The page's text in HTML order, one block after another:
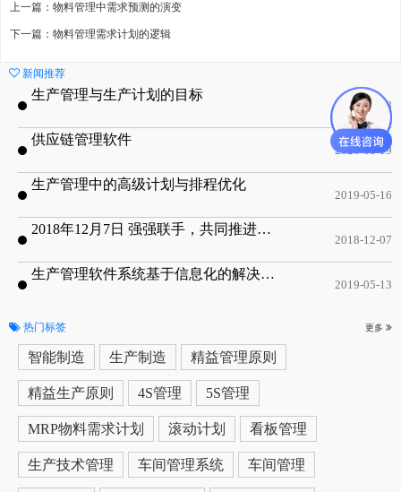
上一篇：物料管理中需求预测的演变
下一篇：物料管理需求计划的逻辑
新闻推荐
生产管理与生产计划的目标
2020-09-08
供应链管理软件
2020-01-19
生产管理中的高级计划与排程优化
2019-05-16
2018年12月7日 强强联手，共同推进电子器件领域APS应用典范 风华高科生产自动化工业互联网应用项目-APS项目启动会
2018-12-07
生产管理软件系统基于信息化的解决方案
2019-05-13
热门标签 更多
智能制造 生产制造 精益管理原则
精益生产原则 4S管理 5S管理
MRP物料需求计划 滚动计划 看板管理
生产技术管理 车间管理系统 车间管理